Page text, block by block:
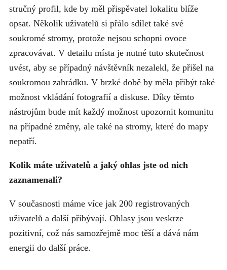
stručný profil, kde by měl přispěvatel lokalitu blíže
opsat. Několik uživatelů si přálo sdílet také své
soukromé stromy, protože nejsou schopni ovoce
zpracovávat. V detailu místa je nutné tuto skutečnost
uvést, aby se případný návštěvník nezalekl, že přišel na
soukromou zahrádku. V brzké době by měla přibýt také
možnost vkládání fotografií a diskuse. Díky těmto
nástrojům bude mít každý možnost upozornit komunitu
na případné změny, ale také na stromy, které do mapy
nepatří.
Kolik máte uživatelů a jaký ohlas jste od nich
zaznamenali?
V současnosti máme více jak 200 registrovaných
uživatelů a další přibývají. Ohlasy jsou veskrze
pozitivní, což nás samozřejmě moc těší a dává nám
energii do další práce.